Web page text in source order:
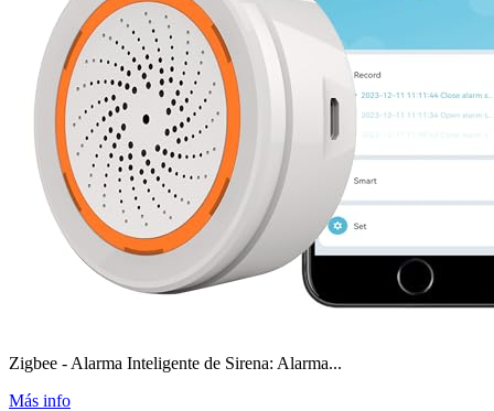
Zigbee - Alarma Inteligente de Sirena: Alarma...
Más info